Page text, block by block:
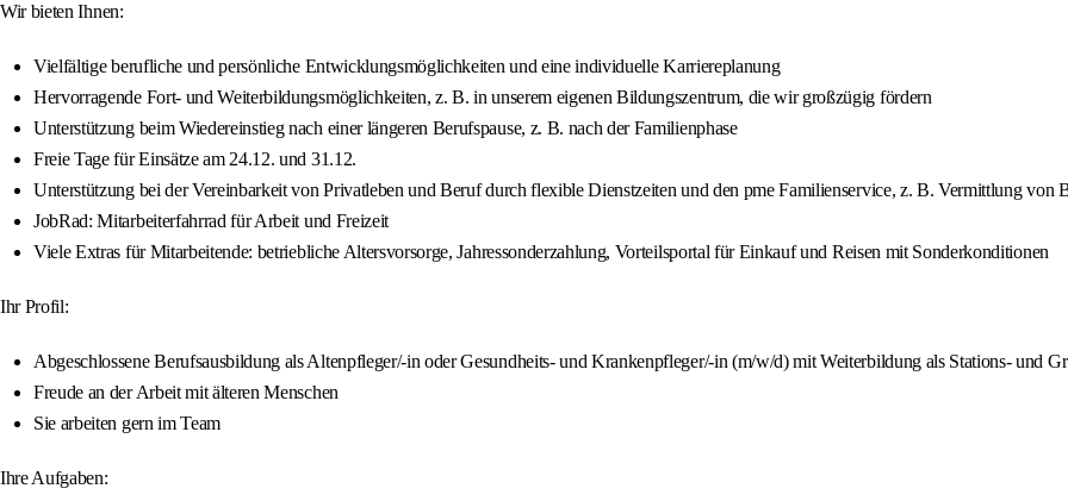
Wir bieten Ihnen:
Vielfältige berufliche und persönliche Entwicklungsmöglichkeiten und eine individuelle Karriereplanung
Hervorragende Fort- und Weiterbildungsmöglichkeiten, z. B. in unserem eigenen Bildungszentrum, die wir großzügig fördern
Unterstützung beim Wiedereinstieg nach einer längeren Berufspause, z. B. nach der Familienphase
Freie Tage für Einsätze am 24.12. und 31.12.
Unterstützung bei der Vereinbarkeit von Privatleben und Beruf durch flexible Dienstzeiten und den pme Familienservice, z. B. Vermittlung von
JobRad: Mitarbeiterfahrrad für Arbeit und Freizeit
Viele Extras für Mitarbeitende: betriebliche Altersvorsorge, Jahressonderzahlung, Vorteilsportal für Einkauf und Reisen mit Sonderkonditionen
Ihr Profil:
Abgeschlossene Berufsausbildung als Altenpfleger/-in oder Gesundheits- und Krankenpfleger/-in (m/w/d) mit Weiterbildung als Stations- und
Freude an der Arbeit mit älteren Menschen
Sie arbeiten gern im Team
Ihre Aufgaben: